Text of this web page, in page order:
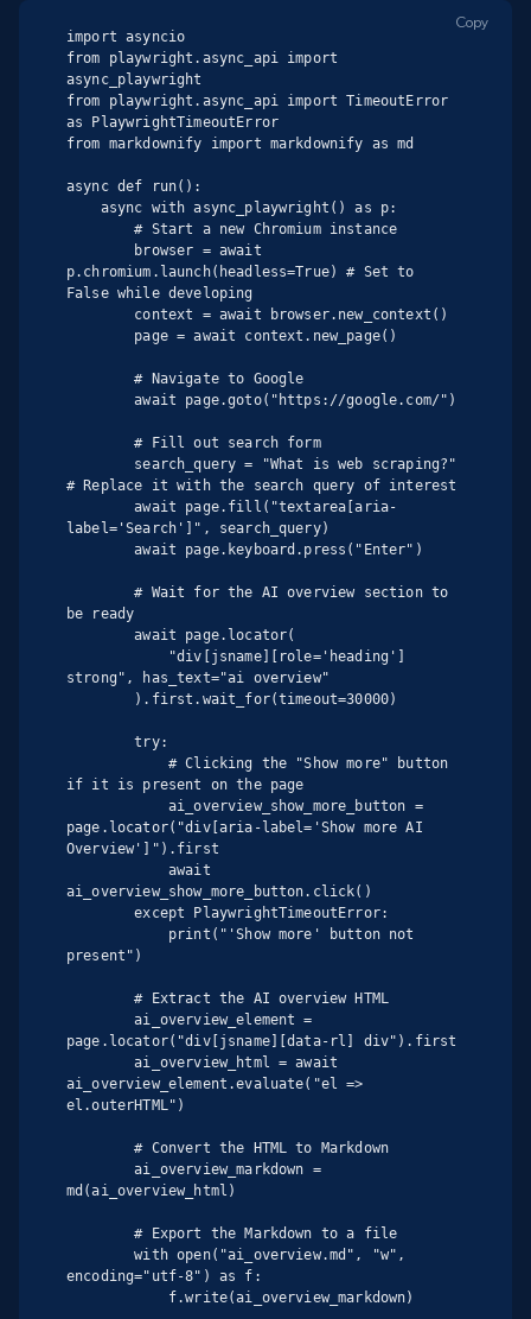
import asyncio
from playwright.async_api import
async_playwright
from playwright.async_api import TimeoutError
as PlaywrightTimeoutError
from markdownify import markdownify as md
async def run():
        # Start a new Chromium instance
p.chromium.launch(headless=True) # Set to
False while developing
        # Navigate to Google
        await page.goto("https://google.com/")
        # Fill out search form
# Replace it with the search query of interest
        await page.fill("textarea[aria-
label='Search']", search_query)
        await page.keyboard.press("Enter")
        # Wait for the AI overview section to
be ready
        await page.locator(
strong", has_text="ai overview"
        try:
if it is present on the page
page.locator("div[aria-label='Show more AI
Overview']").first
ai_overview_show_more_button.click()
        except PlaywrightTimeoutError:
present")
        # Extract the AI overview HTML
        ai_overview_element =
page.locator("div[jsname][data-rl] div").first
        ai_overview_html = await
ai_overview_element.evaluate("el =>
el.outerHTML")
        # Convert the HTML to Markdown
        ai_overview_markdown =
md(ai_overview_html)
        # Export the Markdown to a file
        with open("ai_overview.md", "w",
encoding="utf-8") as f:
Copy